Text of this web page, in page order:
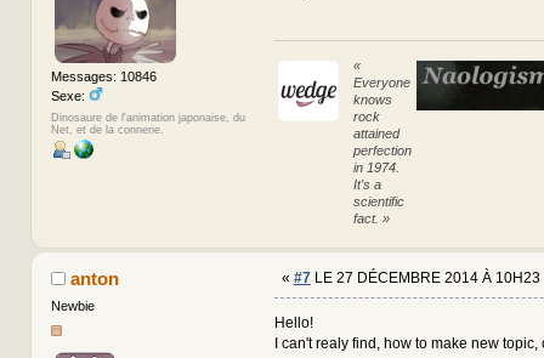
Messages: 10846
Sexe:
Dinosaure de l'animation japonaise, du
Net, et de la connerie.
«
Everyone
knows
rock
attained
perfection
in 1974.
It's a
scientific
fact. »
anton
Newbie
« #7LE 27 DÉCEMBRE 2014 À 10H23
Hello!
I can't realy find, how to make new